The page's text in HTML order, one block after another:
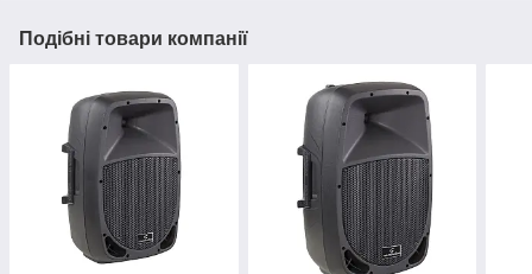
Подібні товари компанії